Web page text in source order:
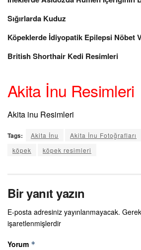
Sığırlarda Kuduz
Köpeklerde İdiyopatik Epilepsi Nöbet
British Shorthair Kedi Resimleri
Akita İnu Resimleri
Akita inu Resimleri
Tags: Akita İnu Akita İnu Fotoğrafları
köpek
köpek resimleri
Bir yanıt yazın
E-posta adresiniz yayınlanmayacak.
işaretlenmişlerdir
Yorum *